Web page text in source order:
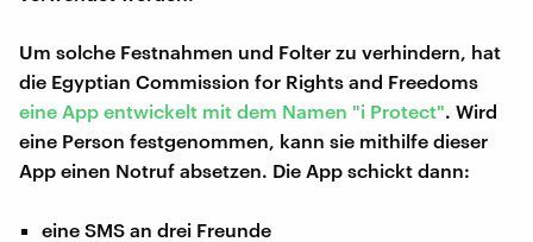
Um solche Festnahmen und Folter zu verhindern, hat
die Egyptian Commission for Rights and Freedoms
eine App entwickelt mit dem Namen "i Protect". Wird
eine Person festgenommen, kann sie mithilfe dieser
App einen Notruf absetzen. Die App schickt dann:
eine SMS an drei Freunde